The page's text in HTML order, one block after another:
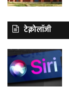
टेक्नोलॉजी